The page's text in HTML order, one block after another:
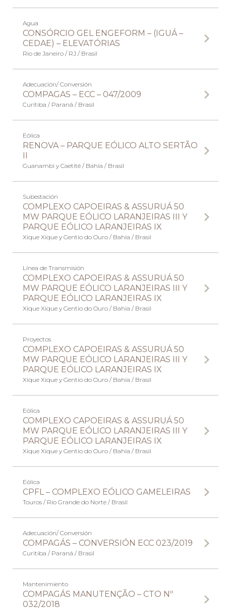
Agua
CONSÓRCIO GEL ENGEFORM – (IGUÁ –
CEDAE) – ELEVATÓRIAS
Rio de Janeiro / RJ / Brasil
Adecuación/ Conversión
COMPAGAS – ECC – 047/2009
Curitiba / Paraná / Brasil
Eólica
RENOVA – PARQUE EÓLICO ALTO SERTÃO
Guanambi y Caetité / Bahía / Brasil
Subestación
COMPLEXO CAPOEIRAS & ASSURUÁ 50
MW PARQUE EÓLICO LARANJEIRAS III Y
PARQUE EÓLICO LARANJEIRAS IX
Xique Xique y Gentio do Ouro / Bahía / Brasil
Línea de Transmisión
COMPLEXO CAPOEIRAS & ASSURUÁ 50
MW PARQUE EÓLICO LARANJEIRAS III Y
PARQUE EÓLICO LARANJEIRAS IX
Xique Xique y Gentio do Ouro / Bahía / Brasil
Proyectos
COMPLEXO CAPOEIRAS & ASSURUÁ 50
MW PARQUE EÓLICO LARANJEIRAS III Y
PARQUE EÓLICO LARANJEIRAS IX
Xique Xique y Gentio do Ouro / Bahía / Brasil
Eólica
COMPLEXO CAPOEIRAS & ASSURUÁ 50
MW PARQUE EÓLICO LARANJEIRAS III Y
PARQUE EÓLICO LARANJEIRAS IX
Xique Xique y Gentio do Ouro / Bahía / Brasil
Eólica
CPFL – COMPLEXO EÓLICO GAMELEIRAS
Touros / Rio Grande do Norte / Brasil
Adecuación/ Conversión
COMPAGÁS – CONVERSIÓN ECC 023/2019
Curitiba / Paraná / Brasil
Mantenimiento
COMPAGÁS MANUTENÇÃO – CTO Nº
032/2018